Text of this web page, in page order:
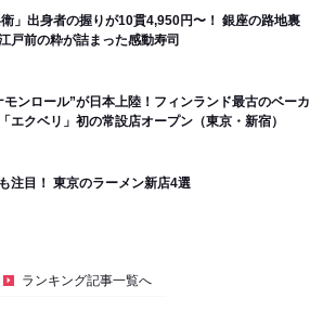
衛」出身者の握りが10貫4,950円〜！ 銀座の路地裏
戸前の粋が詰まった感動寿司
モンロール”が日本上陸！フィンランド最古のベーカ
エクベリ」初の常設店オープン（東京・新宿）
注目！ 東京のラーメン新店4選
ランキング記事一覧へ